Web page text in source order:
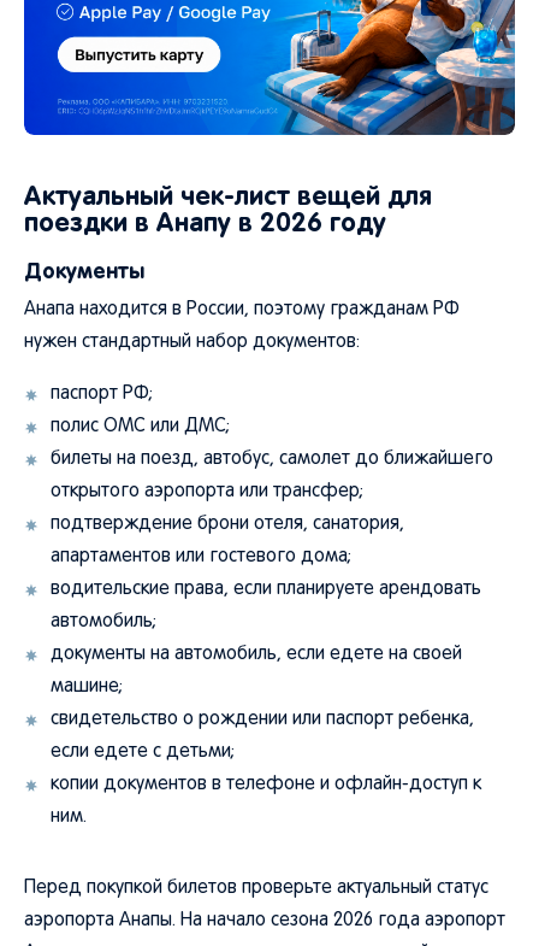
Актуальный чек-лист вещей для
поездки в Анапу в 2026 году
Документы
Анапа находится в России, поэтому гражданам РФ
нужен стандартный набор документов:
паспорт РФ;
полис ОМС или ДМС;
билеты на поезд, автобус, самолет до ближайшего
открытого аэропорта или трансфер;
подтверждение брони отеля, санатория,
апартаментов или гостевого дома;
водительские права, если планируете арендовать
автомобиль;
документы на автомобиль, если едете на своей
машине;
свидетельство о рождении или паспорт ребенка,
если едете с детьми;
копии документов в телефоне и офлайн-доступ к
ним.
Перед покупкой билетов проверьте актуальный статус
аэропорта Анапы. На начало сезона 2026 года аэропорт